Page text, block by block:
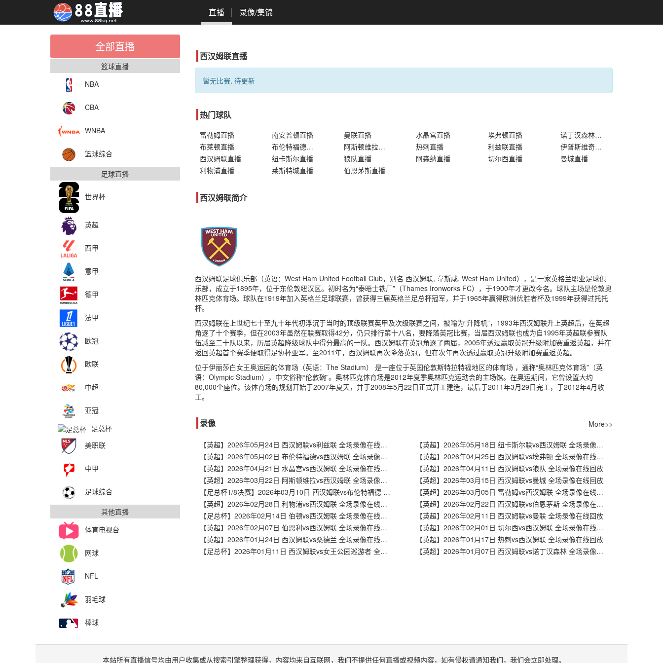
直播 录像/集锦
全部直播
篮球直播
NBA
CBA
WNBA
篮球综合
足球直播
世界杯
英超
西甲
意甲
德甲
法甲
欧冠
欧联
中超
亚冠
足总杯
美职联
中甲
足球综合
其他直播
体育电视台
网球
NFL
羽毛球
棒球
西汉姆联直播
暂无比赛, 待更新
热门球队
富勒姆直播 南安普顿直播 曼联直播 水晶宫直播 埃弗顿直播
诺丁汉森林直播
布莱顿直播
布伦特福德直播 阿斯顿维拉直播 热刺直播 利兹联直播
伊普斯维奇直播
西汉姆联直播
纽卡斯尔直播 狼队直播 阿森纳直播 切尔西直播
曼城直播
利物浦直播
莱斯特城直播 伯恩茅斯直播
西汉姆联简介
西汉姆联足球俱乐部（英语：West Ham United Football Club，别名 西汉姆联, 韋斯咸, West Ham United），是一家英格兰职业足球俱
乐部，成立于1895年，位于东伦敦纽汉区。初时名为“泰晤士铁厂”（Thames Ironworks FC），于1900年才更改今名。球队主场是伦敦奥
林匹克体育场。球队在1919年加入英格兰足球联赛，曾获得三届英格兰足总杯冠军，并于1965年赢得欧洲优胜者杯及1999年获得过托托
杯。
西汉姆联在上世纪七十至九十年代初浮沉于当时的顶级联赛英甲及次级联赛之间，被喻为“升降机”，1993年西汉姆联升上英超后，在英超
角逐了十个赛季，但在2003年虽然在联赛取得42分，仍只排行第十八名，要降落英冠比赛，当届西汉姆联也成为自1995年英超联参赛队
伍减至二十队以来，历届英超降级球队中得分最高的一队。西汉姆联在英冠角逐了两届，2005年透过赢取英冠升级附加赛重返英超，并在
返回英超首个赛季便取得足协杯亚军。至2011年，西汉姆联再次降落英冠，但在次年再次透过赢取英冠升级附加赛重返英超。
位于伊丽莎白女王奥运园的体育场（英语：The Stadium） 是一座位于英国伦敦斯特拉特福地区的体育场 ，通称“奥林匹克体育场”（英
语：Olympic Stadium），中文俗称“伦敦碗”。奥林匹克体育场是2012年夏季奥林匹克运动会的主场馆。在奥运期间，它曾设置大约
80,000个座位。该体育场的规划开始于2007年夏天，并于2008年5月22日正式开工建造，最后于2011年3月29日完工，于2012年4月收
工。
录像 More>>
【英超】2026年05月24日 西汉姆联vs利兹联 全场录像在线回放
【英超】2026年05月18日 纽卡斯尔联vs西汉姆联 全场录像在线回放
【英超】2026年05月02日 布伦特福德vs西汉姆联 全场录像在线回放
【英超】2026年04月25日 西汉姆联vs埃弗顿 全场录像在线回放
【英超】2026年04月21日 水晶宫vs西汉姆联 全场录像在线回放
【英超】2026年04月11日 西汉姆联vs狼队 全场录像在线回放
【英超】2026年03月22日 阿斯顿维拉vs西汉姆联 全场录像在线回放
【英超】2026年03月15日 西汉姆联vs曼城 全场录像在线回放
【足总杯1/8决赛】2026年03月10日 西汉姆联vs布伦特福德 全场录像在线回放
【英超】2026年03月05日 富勒姆vs西汉姆联 全场录像在线回放
【英超】2026年02月28日 利物浦vs西汉姆联 全场录像在线回放
【英超】2026年02月22日 西汉姆联vs伯恩茅斯 全场录像在线回放
【足总杯】2026年02月14日 伯顿vs西汉姆联 全场录像在线回放
【英超】2026年02月11日 西汉姆联vs曼联 全场录像在线回放
【英超】2026年02月07日 伯恩利vs西汉姆联 全场录像在线回放
【英超】2026年02月01日 切尔西vs西汉姆联 全场录像在线回放
【英超】2026年01月24日 西汉姆联vs桑德兰 全场录像在线回放
【英超】2026年01月17日 热刺vs西汉姆联 全场录像在线回放
【足总杯】2026年01月11日 西汉姆联vs女王公园巡游者 全场录像在线回放
【英超】2026年01月07日 西汉姆联vs诺丁汉森林 全场录像在线回放
本站所有直播信号均由用户收集或从搜索引擎整理获得，内容均来自互联网，我们不提供任何直播或视频内容，如有侵权请通知我们，我们会立即处理。